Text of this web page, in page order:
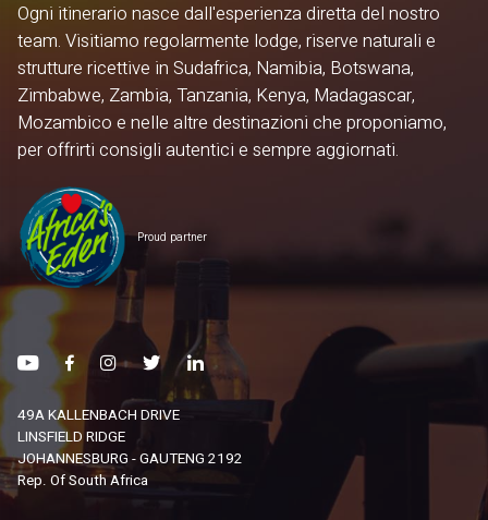
Ogni itinerario nasce dall'esperienza diretta del nostro
team. Visitiamo regolarmente lodge, riserve naturali e
strutture ricettive in Sudafrica, Namibia, Botswana,
Zimbabwe, Zambia, Tanzania, Kenya, Madagascar,
Mozambico e nelle altre destinazioni che proponiamo,
per offrirti consigli autentici e sempre aggiornati.
Proud partner
49A KALLENBACH DRIVE
LINSFIELD RIDGE
JOHANNESBURG - GAUTENG 2192
Rep. Of South Africa